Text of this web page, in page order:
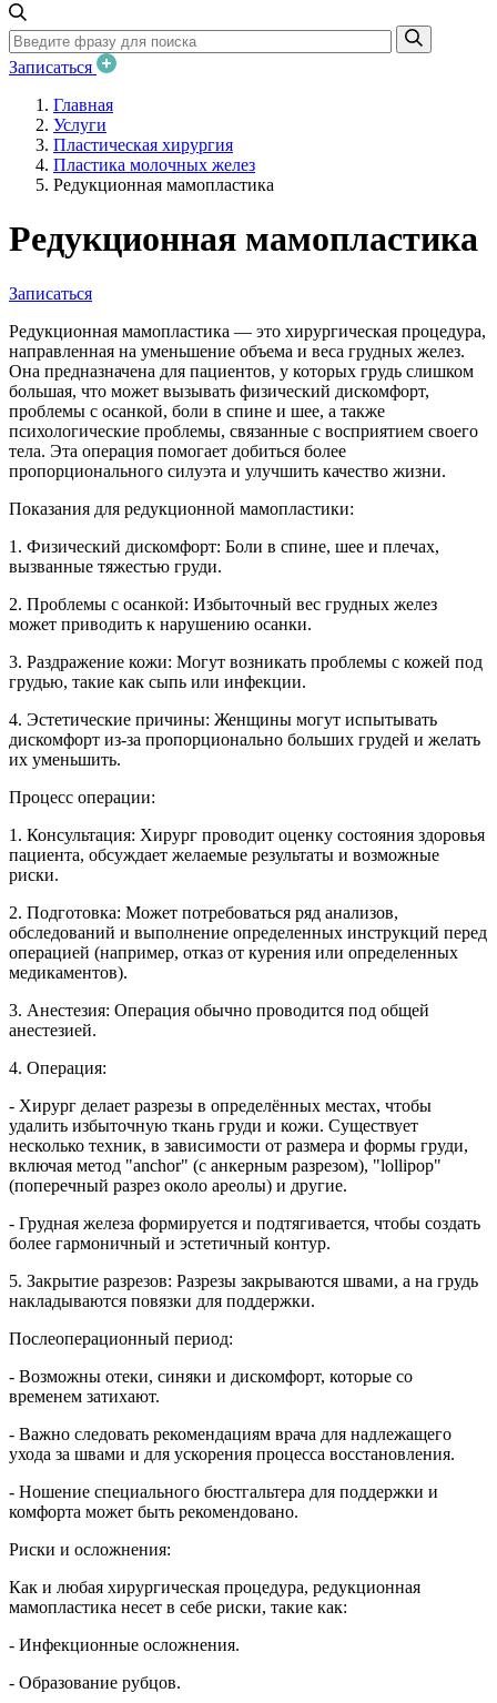
Записаться
Главная
Услуги
Пластическая хирургия
Пластика молочных желез
Редукционная мамопластика
Редукционная мамопластика
Записаться
Редукционная мамопластика — это хирургическая процедура,
направленная на уменьшение объема и веса грудных желез.
Она предназначена для пациентов, у которых грудь слишком
большая, что может вызывать физический дискомфорт,
проблемы с осанкой, боли в спине и шее, а также
психологические проблемы, связанные с восприятием своего
тела. Эта операция помогает добиться более
пропорционального силуэта и улучшить качество жизни.
Показания для редукционной мамопластики:
1. Физический дискомфорт: Боли в спине, шее и плечах,
вызванные тяжестью груди.
2. Проблемы с осанкой: Избыточный вес грудных желез
может приводить к нарушению осанки.
3. Раздражение кожи: Могут возникать проблемы с кожей под
грудью, такие как сыпь или инфекции.
4. Эстетические причины: Женщины могут испытывать
дискомфорт из-за пропорционально больших грудей и желать
их уменьшить.
Процесс операции:
1. Консультация: Хирург проводит оценку состояния здоровья
пациента, обсуждает желаемые результаты и возможные
риски.
2. Подготовка: Может потребоваться ряд анализов,
обследований и выполнение определенных инструкций перед
операцией (например, отказ от курения или определенных
медикаментов).
3. Анестезия: Операция обычно проводится под общей
анестезией.
4. Операция:
- Хирург делает разрезы в определённых местах, чтобы
удалить избыточную ткань груди и кожи. Существует
несколько техник, в зависимости от размера и формы груди,
включая метод "anchor" (с анкерным разрезом), "lollipop"
(поперечный разрез около ареолы) и другие.
- Грудная железа формируется и подтягивается, чтобы создать
более гармоничный и эстетичный контур.
5. Закрытие разрезов: Разрезы закрываются швами, а на грудь
накладываются повязки для поддержки.
Послеоперационный период:
- Возможны отеки, синяки и дискомфорт, которые со
временем затихают.
- Важно следовать рекомендациям врача для надлежащего
ухода за швами и для ускорения процесса восстановления.
- Ношение специального бюстгальтера для поддержки и
комфорта может быть рекомендовано.
Риски и осложнения:
Как и любая хирургическая процедура, редукционная
мамопластика несет в себе риски, такие как:
- Инфекционные осложнения.
- Образование рубцов.